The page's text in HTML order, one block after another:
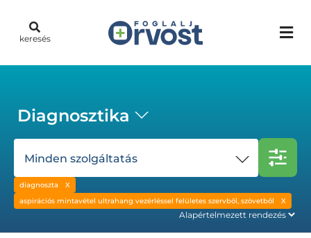
keresés
Diagnosztika
Minden szolgáltatás
diagnoszta
aspirációs mintavétel ultrahang vezérléssel felületes szervből, szövetből